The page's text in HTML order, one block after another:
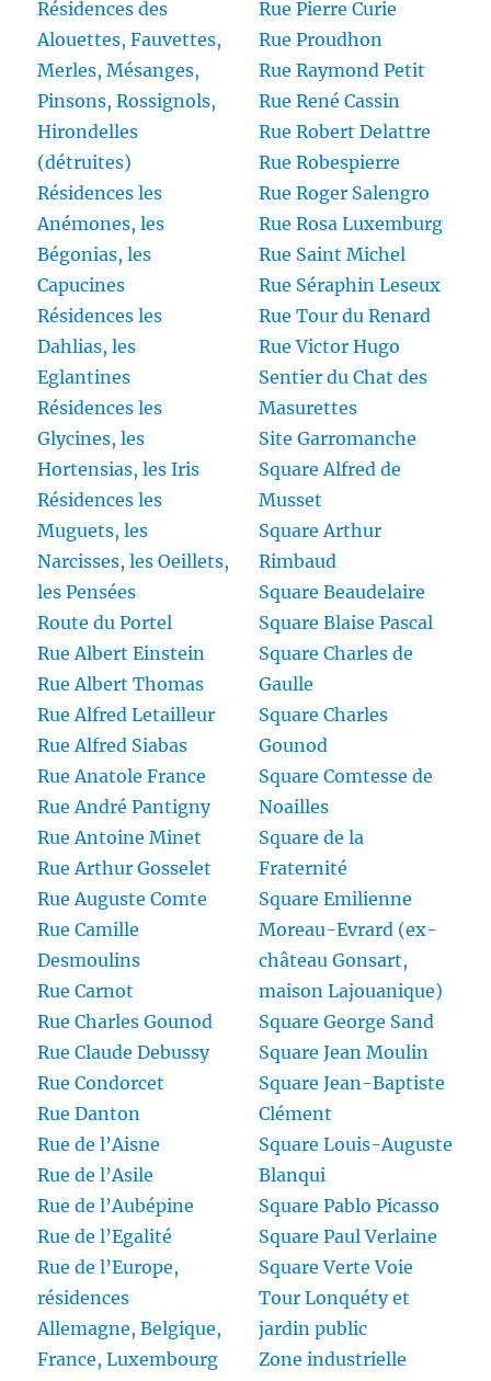
Résidences des
Alouettes, Fauvettes,
Merles, Mésanges,
Pinsons, Rossignols,
Hirondelles
(détruites)
Résidences les
Anémones, les
Bégonias, les
Capucines
Résidences les
Dahlias, les
Eglantines
Résidences les
Glycines, les
Hortensias, les Iris
Résidences les
Muguets, les
Narcisses, les Oeillets,
les Pensées
Route du Portel
Rue Albert Einstein
Rue Albert Thomas
Rue Alfred Letailleur
Rue Alfred Siabas
Rue Anatole France
Rue André Pantigny
Rue Antoine Minet
Rue Arthur Gosselet
Rue Auguste Comte
Rue Camille
Desmoulins
Rue Carnot
Rue Charles Gounod
Rue Claude Debussy
Rue Condorcet
Rue Danton
Rue de l’Aisne
Rue de l’Asile
Rue de l’Aubépine
Rue de l’Egalité
Rue de l’Europe,
résidences
Allemagne, Belgique,
France, Luxembourg
Rue Pierre Curie
Rue Proudhon
Rue Raymond Petit
Rue René Cassin
Rue Robert Delattre
Rue Robespierre
Rue Roger Salengro
Rue Rosa Luxemburg
Rue Saint Michel
Rue Séraphin Leseux
Rue Tour du Renard
Rue Victor Hugo
Sentier du Chat des
Masurettes
Site Garromanche
Square Alfred de
Musset
Square Arthur
Rimbaud
Square Beaudelaire
Square Blaise Pascal
Square Charles de
Gaulle
Square Charles
Gounod
Square Comtesse de
Noailles
Square de la
Fraternité
Square Emilienne
Moreau-Evrard (ex-
château Gonsart,
maison Lajouanique)
Square George Sand
Square Jean Moulin
Square Jean-Baptiste
Clément
Square Louis-Auguste
Blanqui
Square Pablo Picasso
Square Paul Verlaine
Square Verte Voie
Tour Lonquéty et
jardin public
Zone industrielle